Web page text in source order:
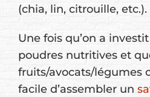
(chia, lin, citrouille, etc.).
Une fois qu’on a
poudres nutritives et
fruits/avocats/légumes
facile d’assembler un